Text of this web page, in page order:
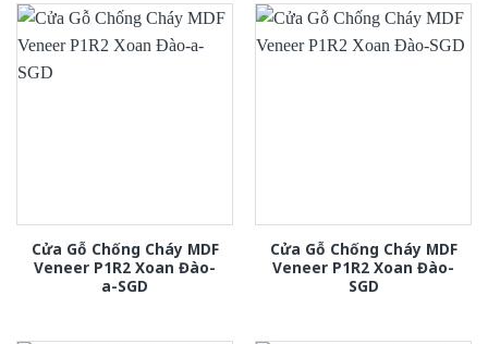
Cửa Gỗ Chống Cháy MDF
Veneer P1R2 Xoan Đào-
a-SGD
Cửa Gỗ Chống Cháy MDF
Veneer P1R2 Xoan Đào-
SGD